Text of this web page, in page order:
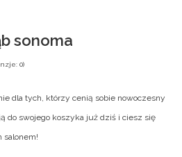
sonoma
0)
dla tych, którzy cenią sobie nowoczesny
do swojego koszyka już dziś i ciesz się
salonem!